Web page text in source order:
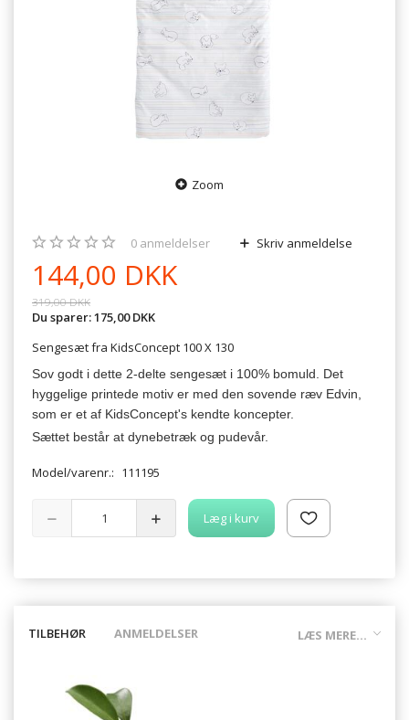
Zoom
0 anmeldelser Skriv anmeldelse
144,00 DKK
319,00 DKK
Du sparer:175,00 DKK
Sengesæt fra KidsConcept 100 X 130
Sov godt i dette 2-delte sengesæt i 100% bomuld. Det
hyggelige printede motiv er med den sovende ræv Edvin,
som er et af KidsConcept's kendte koncepter.
Sættet består at dynebetræk og pudevår.
Model/varenr.: 111195
Læg i kurv
LÆS MERE...
TILBEHØR ANMELDELSER